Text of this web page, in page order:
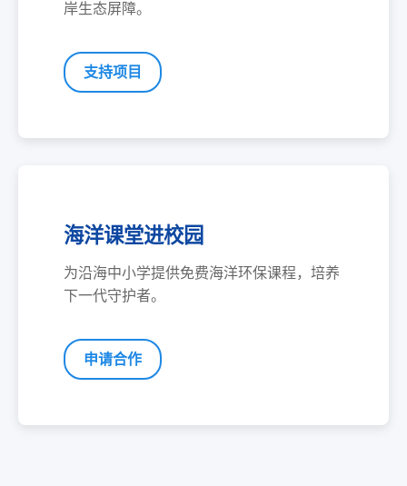
岸生态屏障。
支持项目
海洋课堂进校园
为沿海中小学提供免费海洋环保课程，培养
下一代守护者。
申请合作